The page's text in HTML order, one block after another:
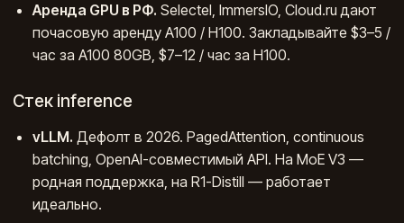
Аренда GPU в РФ. Selectel, ImmersIO, Cloud.ru дают
почасовую аренду A100 / H100. Закладывайте $3–5 /
час за A100 80GB, $7–12 / час за H100.
Стек inference
vLLM. Дефолт в 2026. PagedAttention, continuous
batching, OpenAI-совместимый API. На MoE V3 —
родная поддержка, на R1-Distill — работает
идеально.